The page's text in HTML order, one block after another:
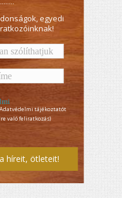
egyedi
tájékoztatót
való feliratkozás)
híreit, ötleteit!